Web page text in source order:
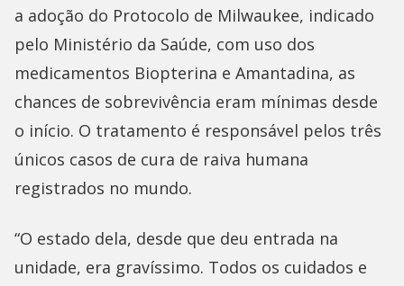
a adoção do Protocolo de Milwaukee, indicado
pelo Ministério da Saúde, com uso dos
medicamentos Biopterina e Amantadina, as
chances de sobrevivência eram mínimas desde
o início. O tratamento é responsável pelos três
únicos casos de cura de raiva humana
registrados no mundo.
“O estado dela, desde que deu entrada na
unidade, era gravíssimo. Todos os cuidados e